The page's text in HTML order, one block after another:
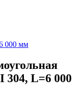
000 мм
304, L=6 000